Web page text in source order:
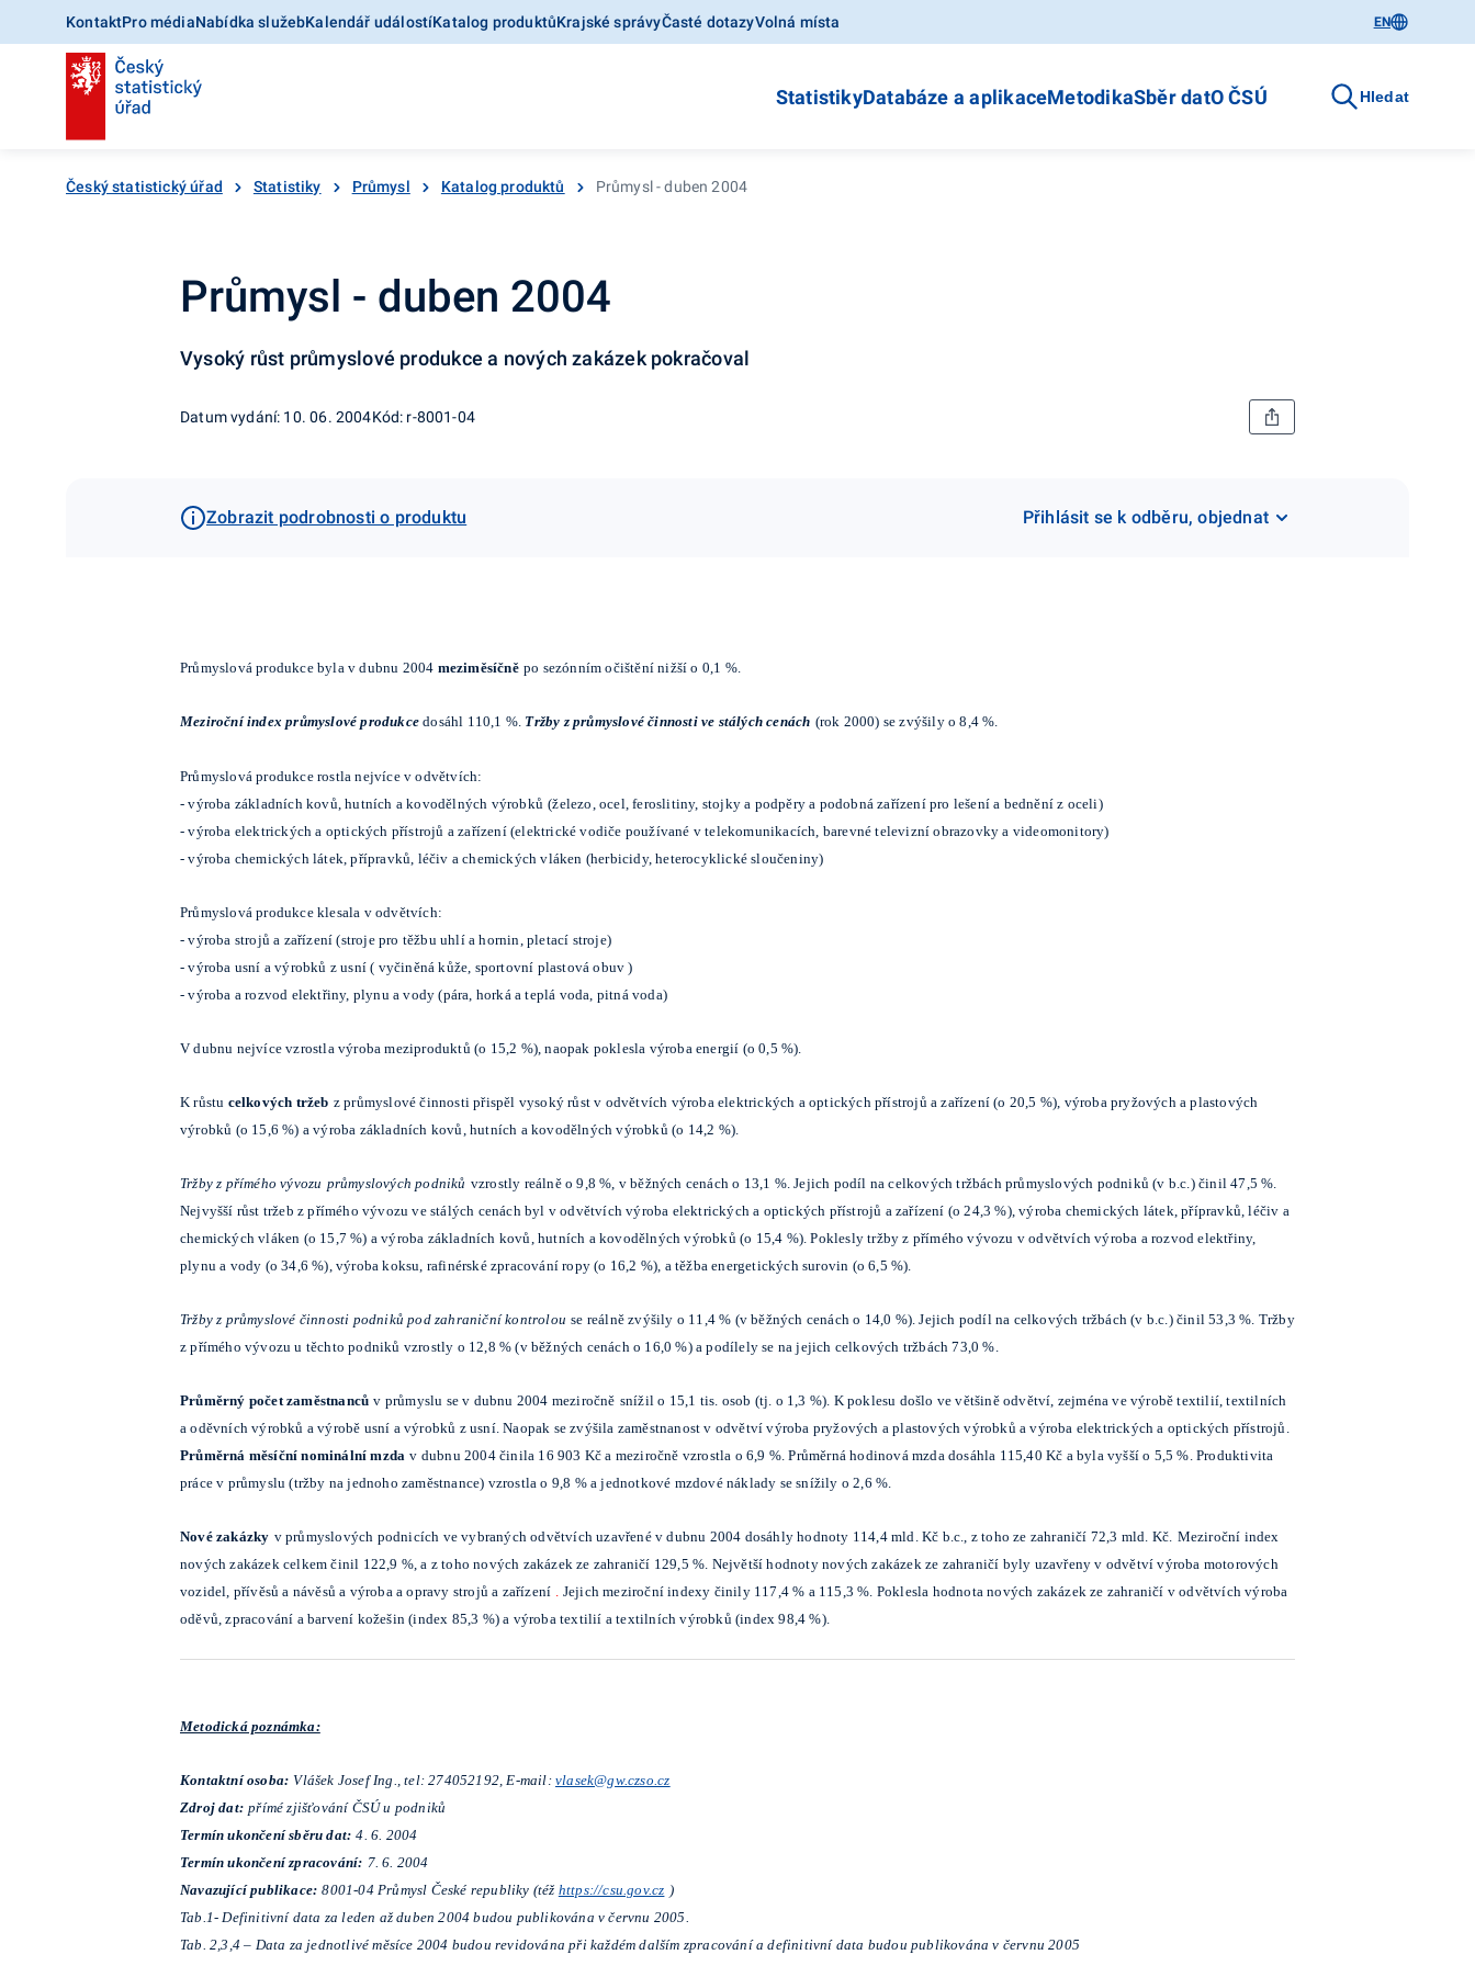
KontaktPro médiaNabídka služebKalendář událostíKatalog produktůKrajské správyČasté dotazyVolná místa EN
StatistikyDatabáze a aplikaceMetodikaSběr datO ČSÚ Hledat
Český statistický úřad Statistiky Průmysl Katalog produktů Průmysl - duben 2004
Průmysl - duben 2004
Vysoký růst průmyslové produkce a nových zakázek pokračoval
Datum vydání: 10. 06. 2004Kód: r-8001-04
Zobrazit podrobnosti o produktu Přihlásit se k odběru, objednat
Průmyslová produkce byla v dubnu 2004 meziměsíčně po sezónním očištění nižší o 0,1 %.
Meziroční index průmyslové produkcedosáhl 110,1 %. Tržby z průmyslové činnosti ve stálých cenách (rok 2000) se zvýšily o 8,4 %.
Průmyslová produkce rostla nejvíce v odvětvích:
-výroba základních kovů, hutních a kovodělných výrobků (železo, ocel, feroslitiny, stojky a podpěry a podobná zařízení pro lešení a bednění z oceli)
-výroba elektrických a optických přístrojů a zařízení (elektrické vodiče používané v telekomunikacích, barevné televizní obrazovky a videomonitory)
-výroba chemických látek, přípravků, léčiv a chemických vláken (herbicidy, heterocyklické sloučeniny)
Průmyslová produkce klesala v odvětvích:
-výroba strojů a zařízení (stroje pro těžbu uhlí a hornin, pletací stroje)
-výroba usní a výrobků z usní ( vyčiněná kůže, sportovní plastová obuv )
-výroba a rozvod elektřiny, plynu a vody (pára, horká a teplá voda, pitná voda)
V dubnu nejvíce vzrostla výroba meziproduktů (o 15,2 %), naopak poklesla výroba energií (o 0,5 %).
K růstu celkových tržeb z průmyslové činnosti přispěl vysoký růst v odvětvích výroba elektrických a optických přístrojů a zařízení (o 20,5 %), výroba pryžových a plastových
výrobků (o 15,6 %) a výroba základních kovů, hutních a kovodělných výrobků (o 14,2 %).
Tržby z přímého vývozu průmyslových podniků vzrostly reálně o 9,8 %, v běžných cenách o 13,1 %. Jejich podíl na celkových tržbách průmyslových podniků (v b.c.) činil 47,5 %.
Nejvyšší růst tržeb z přímého vývozu ve stálých cenách byl v odvětvích výroba elektrických a optických přístrojů a zařízení (o 24,3 %), výroba chemických látek, přípravků, léčiv a
chemických vláken (o 15,7 %) a výroba základních kovů, hutních a kovodělných výrobků (o 15,4 %). Poklesly tržby z přímého vývozu v odvětvích výroba a rozvod elektřiny,
plynu a vody (o 34,6 %), výroba koksu, rafinérské zpracování ropy (o 16,2 %), a těžba energetických surovin (o 6,5 %).
Tržby z průmyslové činnosti podniků pod zahraniční kontrolou se reálně zvýšily o 11,4 % (v běžných cenách o 14,0 %). Jejich podíl na celkových tržbách (v b.c.) činil 53,3 %. Tržby
z přímého vývozu u těchto podniků vzrostly o 12,8 % (v běžných cenách o 16,0 %) a podílely se na jejich celkových tržbách 73,0 %.
Průměrný počet zaměstnanců v průmyslu se v dubnu 2004 meziročně snížil o 15,1 tis. osob (tj. o 1,3 %). K poklesu došlo ve většině odvětví, zejména ve výrobě textilií, textilních
a oděvních výrobků a výrobě usní a výrobků z usní. Naopak se zvýšila zaměstnanost v odvětví výroba pryžových a plastových výrobků a výroba elektrických a optických přístrojů.
Průměrná měsíční nominální mzda v dubnu 2004 činila 16 903 Kč a meziročně vzrostla o 6,9 %. Průměrná hodinová mzda dosáhla 115,40 Kč a byla vyšší o 5,5 %. Produktivita
práce v průmyslu (tržby na jednoho zaměstnance) vzrostla o 9,8 % a jednotkové mzdové náklady se snížily o 2,6 %.
Nové zakázky v průmyslových podnicích ve vybraných odvětvích uzavřené v dubnu 2004 dosáhly hodnoty 114,4 mld. Kč b.c., z toho ze zahraničí 72,3 mld. Kč. Meziroční index
nových zakázek celkem činil 122,9 %, a z toho nových zakázek ze zahraničí 129,5 %. Největší hodnoty nových zakázek ze zahraničí byly uzavřeny v odvětví výroba motorových
vozidel, přívěsů a návěsů a výroba a opravy strojů a zařízení . Jejich meziroční indexy činily 117,4 % a 115,3 %. Poklesla hodnota nových zakázek ze zahraničí v odvětvích výroba
oděvů, zpracování a barvení kožešin (index 85,3 %) a výroba textilií a textilních výrobků (index 98,4 %).
Metodická poznámka:
Kontaktní osoba: Vlášek Josef Ing., tel: 274052192, E-mail:vlasek@gw.czso.cz
Zdroj dat: přímé zjišťování ČSÚ u podniků
Termín ukončení sběru dat: 4. 6. 2004
Termín ukončení zpracování: 7. 6. 2004
Navazující publikace: 8001-04 Průmysl České republiky (též https://csu.gov.cz )
Tab.1- Definitivní data za leden až duben 2004 budou publikována v červnu 2005.
Tab. 2,3,4 – Data za jednotlivé měsíce 2004 budou revidována při každém dalším zpracování a definitivní data budou publikována v červnu 2005